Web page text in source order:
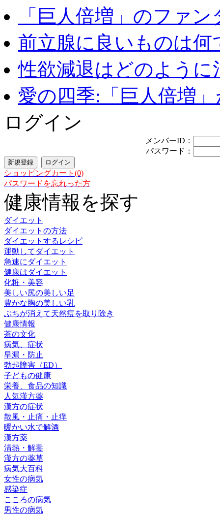
「巨人倍増」のファ
前立腺に良いものは何
性欲減退はどのように
愛の四季:「巨人倍増
ログイン
メンバーID：
パスワード：
ショッピングカート(0)
パスワードを忘れった方
健康情報を探す
ダイエット
ダイエットの方法
ダイエットするレシピ
運動してダイエット
急速にダイエット
健康はダイエット
化粧・美容
美しい尻の美しい足
豊かな胸の美しい乳
ぶちが消えて天然痘を取り除き
健康情報
茶の文化
病気、症状
早漏・防止
勃起障害（ED）
子どもの健康
栄養、食品の知識
人気漢方薬
漢方の症状
散風・止痛・止痒
暖かい水で解酒
漢方薬
清熱・解毒
漢方の薬草
病気大百科
女性の病気
感染症
こころの病気
男性の病気